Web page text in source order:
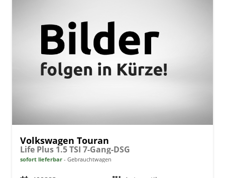
Volkswagen Touran
Life Plus 1.5 TSI 7-Gang-DSG
sofort lieferbar Gebrauchtwagen